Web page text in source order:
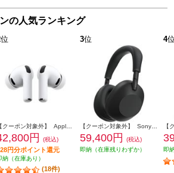
の人気ランキング
位
円 (税込)
円分ポイント還元
納（在庫あり）
(18件)
3位
59,400円
(税込)
即納（在庫残りわずか）
4
即